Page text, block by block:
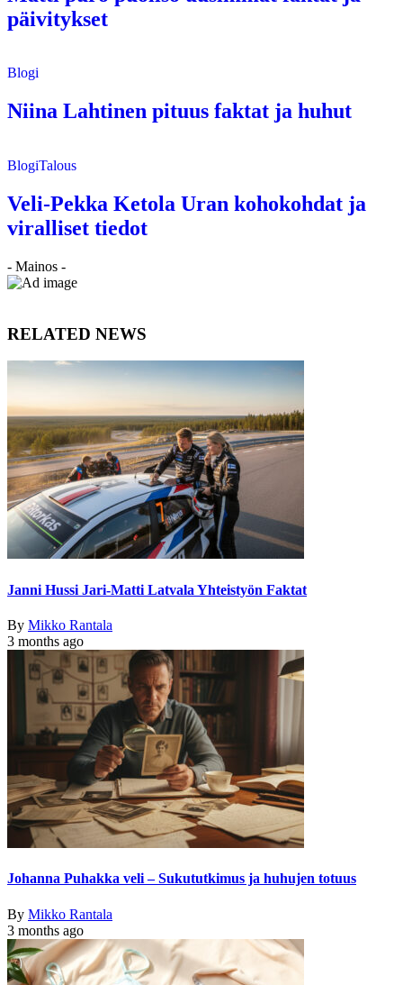
päivitykset
Blogi
Niina Lahtinen pituus faktat ja huhut
BlogiTalous
Veli-Pekka Ketola Uran kohokohdat ja
viralliset tiedot
- Mainos -
RELATED NEWS
Janni Hussi Jari-Matti Latvala Yhteistyön Faktat
By Mikko Rantala
3 months ago
Johanna Puhakka veli – Sukututkimus ja huhujen totuus
By Mikko Rantala
3 months ago